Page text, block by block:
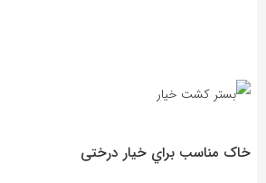
خاک مناسب براي خيار درختی